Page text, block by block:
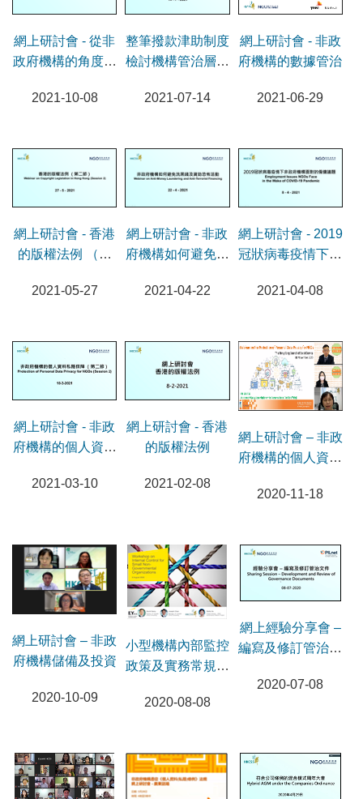
網上研討會 - 從非
政府機構的角度看
2021-10-08
整筆撥款津助制度
檢討機構管治層研
2021-07-14
網上研討會 - 非政
府機構的數據管治
2021-06-29
網上研討會 - 香港
的版權法例 （第
2021-05-27
網上研討會 - 非政
府機構如何避免洗
動
2021-04-22
網上研討會 - 2019
冠狀病毒疫情下非
傭議題
2021-04-08
網上研討會 - 非政
府機構的個人資料
節）
2021-03-10
網上研討會 - 香港
的版權法例
2021-02-08
網上研討會 – 非政
府機構的個人資料
節）
2020-11-18
網上研討會 – 非政
府機構儲備及投資
2020-10-09
小型機構內部監控
政策及實務常規網
2020-08-08
網上經驗分享會 –
編寫及修訂管治文
2020-07-08